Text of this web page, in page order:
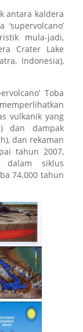
antara kaldera
mula-jadi,
Crater Lake
Indonesia),
Toba
vulkanik yang
dan dampak
dan rekaman
tahun 2007,
dalam siklus
74.000 tahun